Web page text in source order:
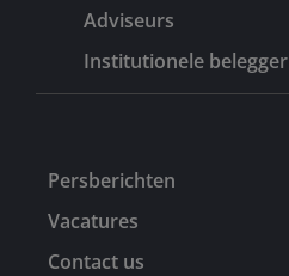
Adviseurs
Institutionele belegger
Persberichten
Vacatures
Contact us